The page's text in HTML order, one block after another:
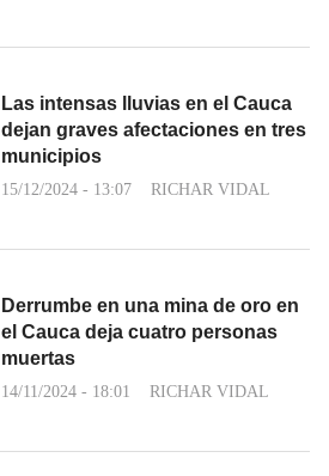
Las intensas lluvias en el Cauca
dejan graves afectaciones en tres
municipios
15/12/2024 - 13:07 RICHAR VIDAL
Derrumbe en una mina de oro en
el Cauca deja cuatro personas
muertas
14/11/2024 - 18:01 RICHAR VIDAL